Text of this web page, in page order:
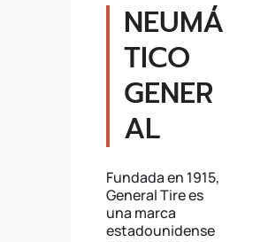
NEUMÁ
TICO
GENER
AL
Fundada en 1915,
General Tire es
una marca
estadounidense